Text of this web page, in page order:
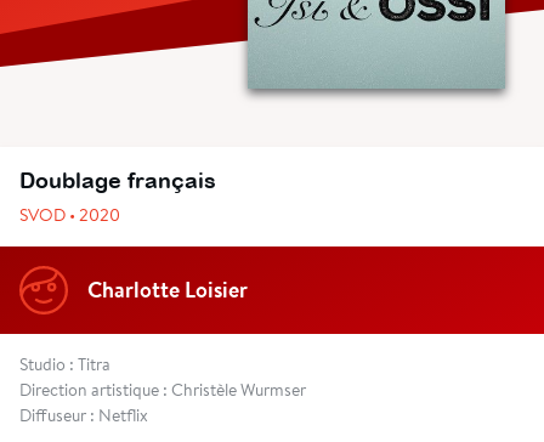
Doublage français
SVOD • 2020
Charlotte Loisier
Studio : Titra
Direction artistique : Christèle Wurmser
Diffuseur : Netflix